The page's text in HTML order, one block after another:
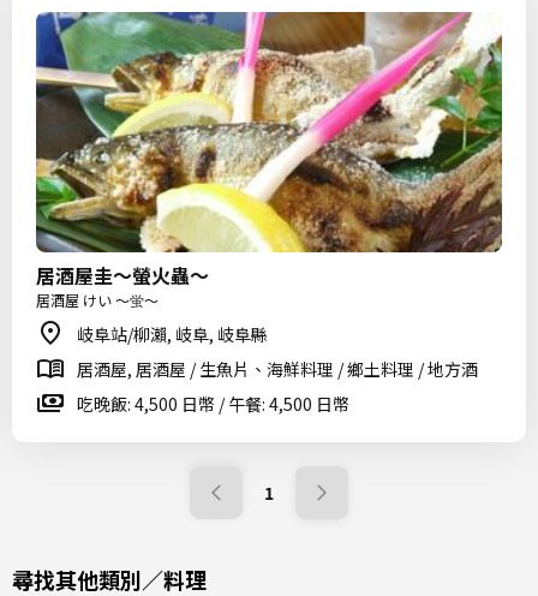
居酒屋圭〜螢火蟲〜
居酒屋 けい ～蛍～
岐阜站/柳瀨, 岐阜, 岐阜縣
居酒屋, 居酒屋 / 生魚片、海鮮料理 / 鄉土料理 / 地方酒
吃晚飯: 4,500 日幣 / 午餐: 4,500 日幣
1
尋找其他類別／料理